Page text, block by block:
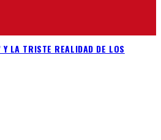
LA TRISTE REALIDAD DE LOS